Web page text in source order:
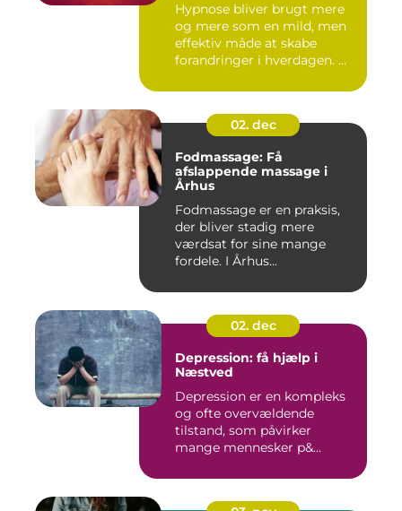
Hypnose bliver brugt mere
og mere som en mild, men
effektiv måde at skabe
forandringer i hverdagen. ...
02. dec
Fodmassage: Få
afslappende massage i
Århus
Fodmassage er en praksis,
der bliver stadig mere
værdsat for sine mange
fordele. I Århus...
02. dec
Depression: få hjælp i
Næstved
Depression er en kompleks
og ofte overvældende
tilstand, som påvirker
mange mennesker p&...